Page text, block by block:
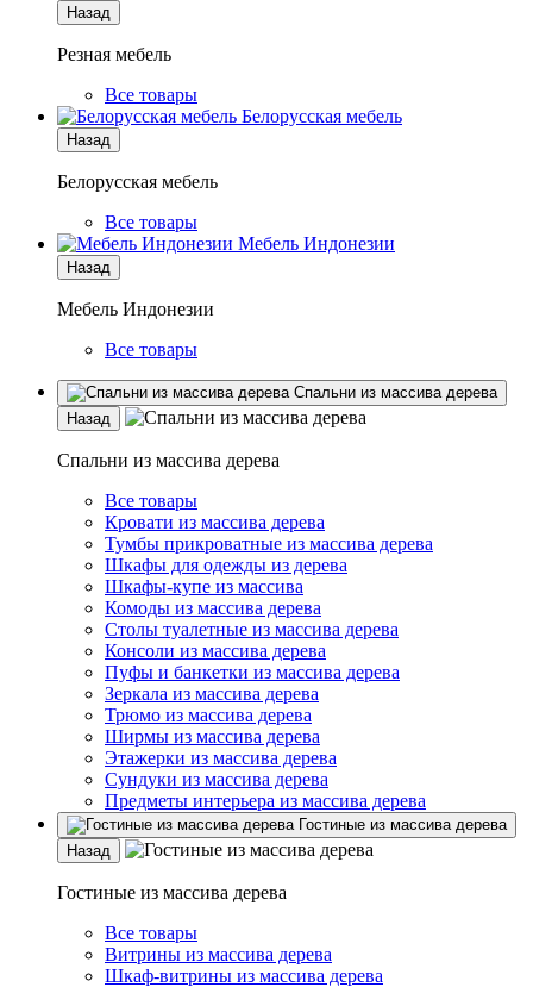
Назад
Резная мебель
Все товары
Белорусская мебель
Назад
Белорусская мебель
Все товары
Мебель Индонезии
Назад
Мебель Индонезии
Все товары
Спальни из массива дерева
Назад
Спальни из массива дерева
Все товары
Кровати из массива дерева
Тумбы прикроватные из массива дерева
Шкафы для одежды из дерева
Шкафы-купе из массива
Комоды из массива дерева
Столы туалетные из массива дерева
Консоли из массива дерева
Пуфы и банкетки из массива дерева
Зеркала из массива дерева
Трюмо из массива дерева
Ширмы из массива дерева
Этажерки из массива дерева
Сундуки из массива дерева
Предметы интерьера из массива дерева
Гостиные из массива дерева
Назад
Гостиные из массива дерева
Все товары
Витрины из массива дерева
Шкаф-витрины из массива дерева